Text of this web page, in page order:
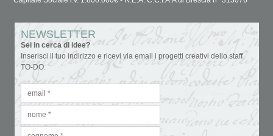
NEWSLETTER
Sei in cerca di idee?
Inserisci il tuo indirizzo e ricevi via email i progetti creativi dello staff
TO-DO.